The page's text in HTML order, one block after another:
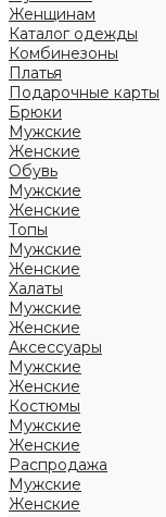
Женщинам
Каталог одежды
Комбинезоны
Платья
Подарочные карты
Брюки
Мужские
Женские
Обувь
Мужские
Женские
Топы
Мужские
Женские
Халаты
Мужские
Женские
Аксессуары
Мужские
Женские
Костюмы
Мужские
Женские
Распродажа
Мужские
Женские